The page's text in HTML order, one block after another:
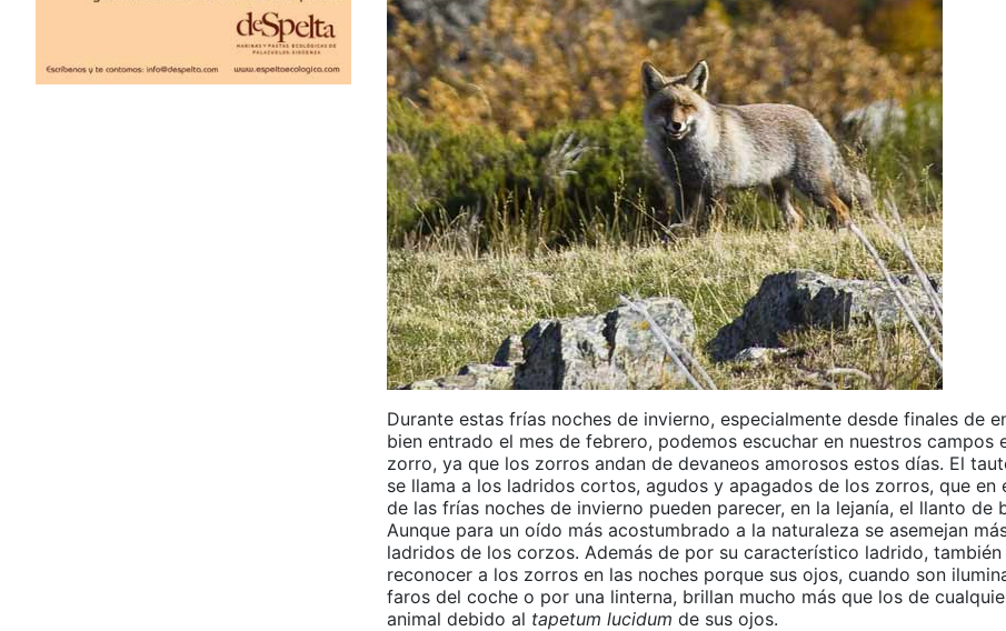
Durante estas frías noches de invierno, especialmente desde finales de
bien entrado el mes de febrero, podemos escuchar en nuestros campos
zorro, ya que los zorros andan de devaneos amorosos estos días. El
se llama a los ladridos cortos, agudos y apagados de los zorros, que en
de las frías noches de invierno pueden parecer, en la lejanía, el llanto de
Aunque para un oído más acostumbrado a la naturaleza se asemejan
ladridos de los corzos. Además de por su característico ladrido,
reconocer a los zorros en las noches porque sus ojos, cuando son
faros del coche o por una linterna, brillan mucho más que los de
animal debido al tapetum lucidum de sus ojos.